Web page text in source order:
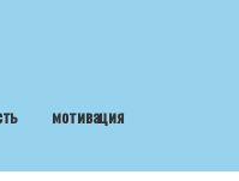
мотивация